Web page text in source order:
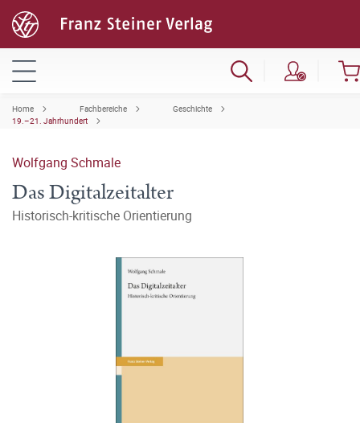
Home Fachbereiche
Geschichte
19.–21. Jahrhundert
Wolfgang Schmale
Das Digitalzeitalter
Historisch-kritische Orientierung